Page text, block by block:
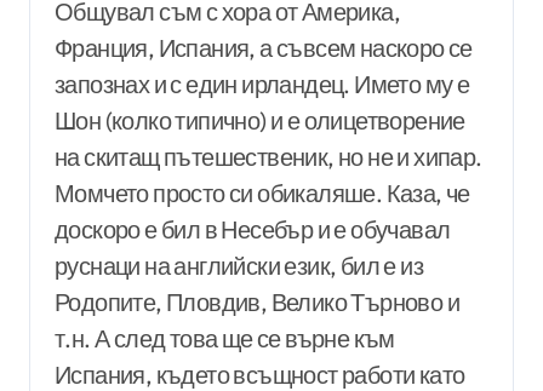
Общувал съм с хора от Америка,
Франция, Испания, а съвсем наскоро се
запознах и с един ирландец. Името му е
Шон (колко типично) и е олицетворение
на скитащ пътешественик, но не и хипар.
Момчето просто си обикаляше. Каза, че
доскоро е бил в Несебър и е обучавал
руснаци на английски език, бил е из
Родопите, Пловдив, Велико Търново и
т.н. А след това ще се върне към
Испания, където всъщност работи като